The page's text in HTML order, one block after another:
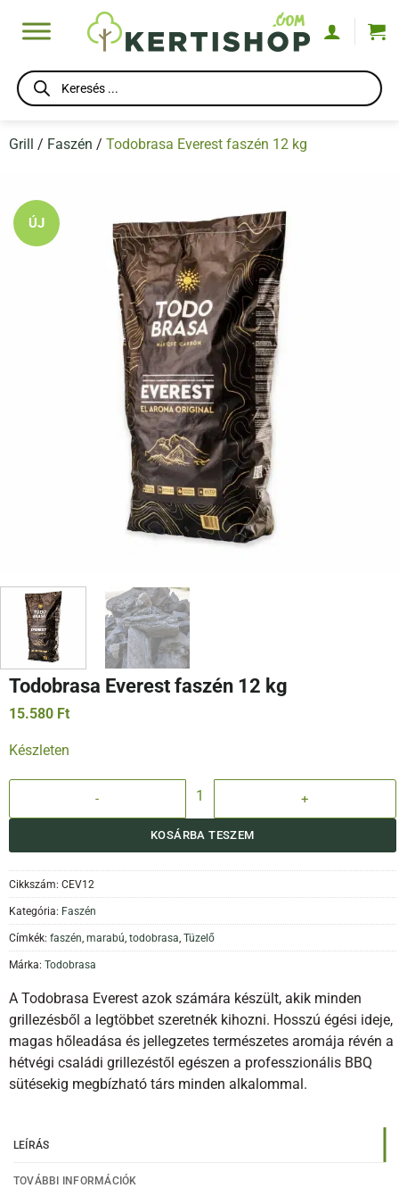
Products
search
Grill / Faszén / Todobrasa Everest faszén 12 kg
ÚJ
Todobrasa Everest faszén 12 kg
15.580 Ft
Készleten
Todobrasa Everest faszén 12 kg mennyiség
KOSÁRBA TESZEM
Cikkszám: CEV12
Kategória: Faszén
Címkék: faszén marabú todobrasa Tüzelő
Márka: Todobrasa
A Todobrasa Everest azok számára készült, akik minden
grillezésből a legtöbbet szeretnék kihozni. Hosszú égési ideje,
magas hőleadása és jellegzetes természetes aromája révén a
hétvégi családi grillezéstől egészen a professzionális BBQ
sütésekig megbízható társ minden alkalommal.
LEÍRÁS
TOVÁBBI INFORMÁCIÓK